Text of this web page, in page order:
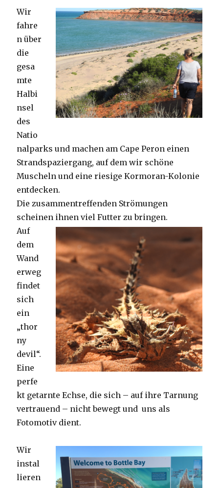
Wir
fahre
n über
die
gesa
mte
Halbi
nsel
des
Natio
nalparks und machen am Cape Peron einen
Strandspaziergang, auf dem wir schöne
Muscheln und eine riesige Kormoran-Kolonie
entdecken.
Die zusammentreffenden Strömungen
scheinen ihnen viel Futter zu bringen.
Auf
dem
Wand
erweg
findet
sich
ein
„thor
ny
devil“.
Eine
perfe
kt getarnte Echse, die sich – auf ihre Tarnung
vertrauend – nicht bewegt und uns als
Fotomotiv dient.
Wir
instal
lieren